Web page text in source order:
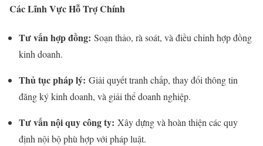
Các Lĩnh Vực Hỗ Trợ Chính
Tư vấn hợp đồng: Soạn thảo, rà soát, và điều chỉnh hợp đồng
kinh doanh.
Thủ tục pháp lý: Giải quyết tranh chấp, thay đổi thông tin
đăng ký kinh doanh, và giải thể doanh nghiệp.
Tư vấn nội quy công ty: Xây dựng và hoàn thiện các quy
định nội bộ phù hợp với pháp luật.